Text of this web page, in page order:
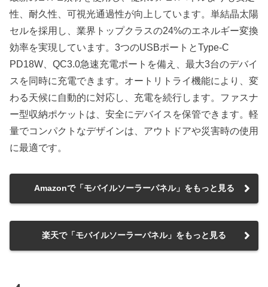
性、耐久性、可視光通過性が向上しています。単結晶太陽
セルを採用し、業界トップクラスの24%のエネルギー変換
効率を実現しています。3つのUSBポートとType-C
PD18W、QC3.0急速充電ポートを備え、最大3台のデバイ
スを同時に充電できます。オートリトライ機能により、変
わる天候に自動的に対応し、充電を続行します。ファスナ
ー型収納ポケットは、安全にデバイスを保管できます。軽
量でコンパクトなデザインは、アウトドアや災害時の使用
に最適です。
Amazonで「モバイルソーラーパネル」をもっと見る
楽天で「モバイルソーラーパネル」をもっと見る